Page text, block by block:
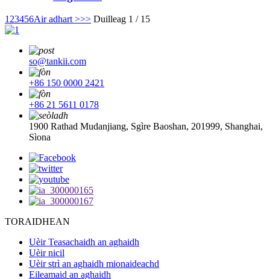
1 23456Air adhart >>> Duilleag 1 / 15
so@tankii.com
+86 150 0000 2421
+86 21 5611 0178
1900 Rathad Mudanjiang, Sgìre Baoshan, 201999, Shanghai,
Sìona
TORAIDHEAN
Uèir Teasachaidh an aghaidh
Uèir nicil
Uèir strì an aghaidh mionaideachd
Eileamaid an aghaidh